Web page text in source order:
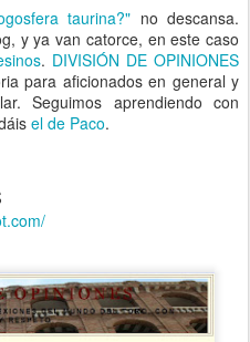
taurina?" no descansa.
y ya van catorce, en este caso
. DIVISIÓN DE OPINIONES
para aficionados en general y
Seguimos aprendiendo con
el de Paco.